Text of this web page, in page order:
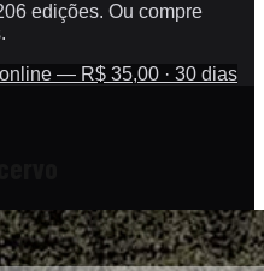
edições. Ou compre
— R$ 35,00 · 30 dias